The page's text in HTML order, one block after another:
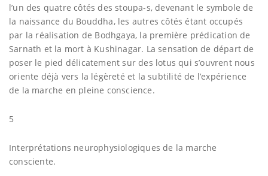
l’un des quatre côtés des stoupa-s, devenant le symbole de
la naissance du Bouddha, les autres côtés étant occupés
par la réalisation de Bodhgaya, la première prédication de
Sarnath et la mort à Kushinagar. La sensation de départ de
poser le pied délicatement sur des lotus qui s’ouvrent nous
oriente déjà vers la légèreté et la subtilité de l’expérience
de la marche en pleine conscience.
5
Interprétations neurophysiologiques de la marche
consciente.